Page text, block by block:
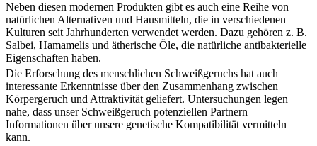
Neben diesen modernen Produkten gibt es auch eine Reihe von
natürlichen Alternativen und Hausmitteln, die in verschiedenen
Kulturen seit Jahrhunderten verwendet werden. Dazu gehören z. B.
Salbei, Hamamelis und ätherische Öle, die natürliche antibakterielle
Eigenschaften haben.
Die Erforschung des menschlichen Schweißgeruchs hat auch
interessante Erkenntnisse über den Zusammenhang zwischen
Körpergeruch und Attraktivität geliefert. Untersuchungen legen
nahe, dass unser Schweißgeruch potenziellen Partnern
Informationen über unsere genetische Kompatibilität vermitteln
kann.